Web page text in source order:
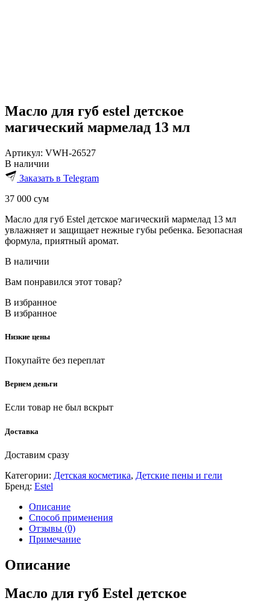
Масло для губ estel детское
магический мармелад 13 мл
Артикул: VWH-26527
В наличии
Заказать в Telegram
37 000 сум
Масло для губ Estel детское магический мармелад 13 мл
увлажняет и защищает нежные губы ребенка. Безопасная
формула, приятный аромат.
В наличии
Вам понравился этот товар?
В избранное
В избранное
Низкие цены
Покупайте без переплат
Вернем деньги
Если товар не был вскрыт
Доставка
Доставим сразу
Категории: Детская косметика, Детские пены и гели
Бренд: Estel
Описание
Способ применения
Отзывы (0)
Примечание
Описание
Масло для губ Estel детское